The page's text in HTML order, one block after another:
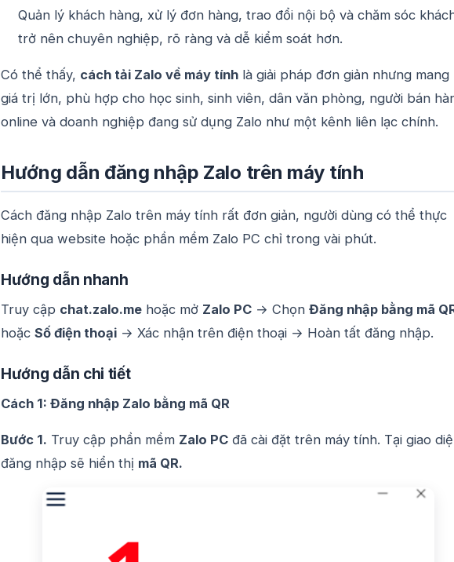
Quản lý khách hàng, xử lý đơn hàng, trao đổi nội bộ và chăm sóc
trở nên chuyên nghiệp, rõ ràng và dễ kiểm soát hơn.
Có thể thấy, cách tải Zalo về máy tính là giải pháp đơn giản nhưng mang
giá trị lớn, phù hợp cho học sinh, sinh viên, dân văn phòng, người bán
online và doanh nghiệp đang sử dụng Zalo như một kênh liên lạc chính.
Hướng dẫn đăng nhập Zalo trên máy tính
Cách đăng nhập Zalo trên máy tính rất đơn giản, người dùng có thể thực
hiện qua website hoặc phần mềm Zalo PC chỉ trong vài phút.
Hướng dẫn nhanh
Truy cập chat.zalo.me hoặc mở Zalo PC → Chọn Đăng nhập bằng mã
hoặc Số điện thoại → Xác nhận trên điện thoại → Hoàn tất đăng nhập.
Hướng dẫn chi tiết
Cách 1: Đăng nhập Zalo bằng mã QR
Bước 1. Truy cập phần mềm Zalo PC đã cài đặt trên máy tính. Tại giao
đăng nhập sẽ hiển thị mã QR.